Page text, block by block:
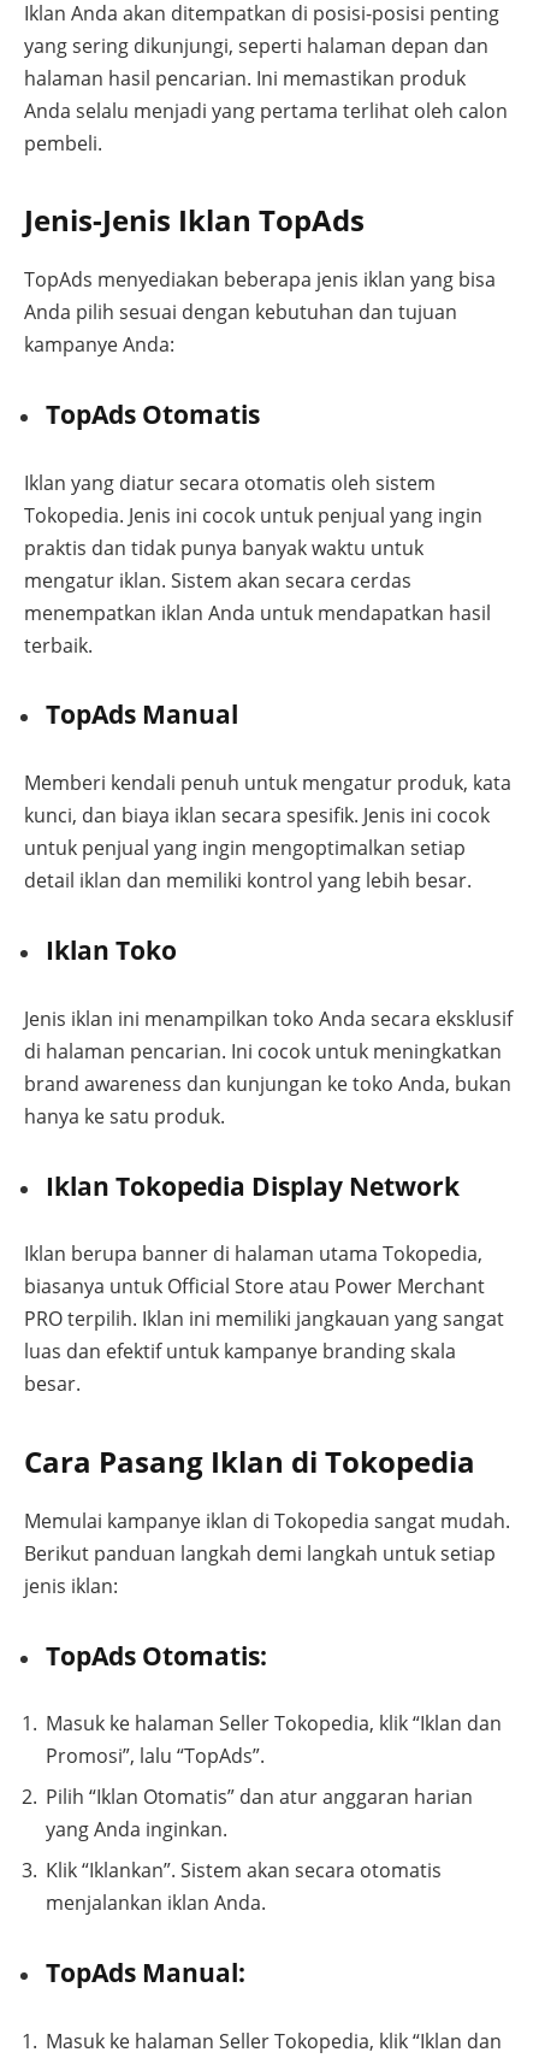
Iklan Anda akan ditempatkan di posisi-posisi penting
yang sering dikunjungi, seperti halaman depan dan
halaman hasil pencarian. Ini memastikan produk
Anda selalu menjadi yang pertama terlihat oleh calon
pembeli.
Jenis-Jenis Iklan TopAds
TopAds menyediakan beberapa jenis iklan yang bisa
Anda pilih sesuai dengan kebutuhan dan tujuan
kampanye Anda:
TopAds Otomatis
Iklan yang diatur secara otomatis oleh sistem
Tokopedia. Jenis ini cocok untuk penjual yang ingin
praktis dan tidak punya banyak waktu untuk
mengatur iklan. Sistem akan secara cerdas
menempatkan iklan Anda untuk mendapatkan hasil
terbaik.
TopAds Manual
Memberi kendali penuh untuk mengatur produk, kata
kunci, dan biaya iklan secara spesifik. Jenis ini cocok
untuk penjual yang ingin mengoptimalkan setiap
detail iklan dan memiliki kontrol yang lebih besar.
Iklan Toko
Jenis iklan ini menampilkan toko Anda secara eksklusif
di halaman pencarian. Ini cocok untuk meningkatkan
brand awareness dan kunjungan ke toko Anda, bukan
hanya ke satu produk.
Iklan Tokopedia Display Network
Iklan berupa banner di halaman utama Tokopedia,
biasanya untuk Official Store atau Power Merchant
PRO terpilih. Iklan ini memiliki jangkauan yang sangat
luas dan efektif untuk kampanye branding skala
besar.
Cara Pasang Iklan di Tokopedia
Memulai kampanye iklan di Tokopedia sangat mudah.
Berikut panduan langkah demi langkah untuk setiap
jenis iklan:
TopAds Otomatis:
Masuk ke halaman Seller Tokopedia, klik “Iklan dan
Promosi”, lalu “TopAds”.
Pilih “Iklan Otomatis” dan atur anggaran harian
yang Anda inginkan.
Klik “Iklankan”. Sistem akan secara otomatis
menjalankan iklan Anda.
TopAds Manual:
Masuk ke halaman Seller Tokopedia, klik “Iklan dan